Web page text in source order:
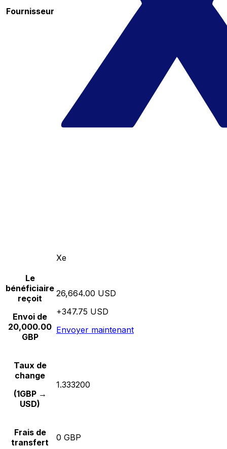
Fournisseur
Xe
Le
bénéficiaire
reçoit
Envoi de
20,000.00
GBP
26,664.00 USD
+347.75 USD
Envoyer maintenant
Taux de
change
(1GBP →
USD)
1.333200
Frais de
transfert
0 GBP